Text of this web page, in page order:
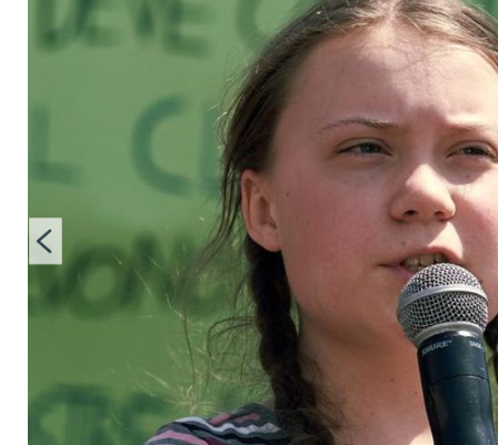
noch Death Metal"